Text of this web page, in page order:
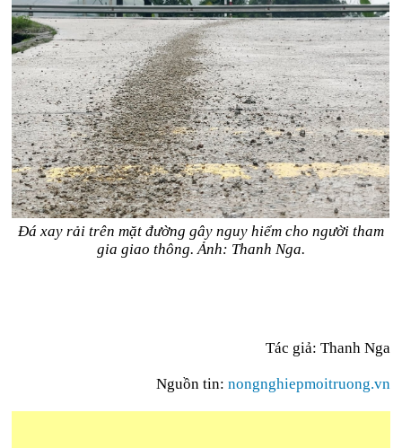
Đá xay rải trên mặt đường gây nguy hiểm cho người tham
gia giao thông. Ảnh: Thanh Nga.
Tác giả: Thanh Nga
Nguồn tin: nongnghiepmoitruong.vn